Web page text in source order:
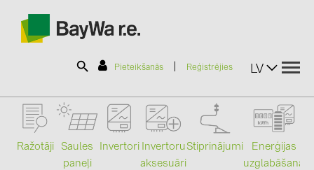
Pieteikšanās Reģistrējies LV
SOLAR-PLANIT
Ražotāji
Saules
paneļi
Invertori Invertoru
aksesuāri
Stiprinājumi
Enerģijas
uzglabāšana